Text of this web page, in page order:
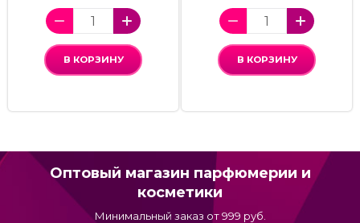
В КОРЗИНУ В КОРЗИНУ
Оптовый магазин парфюмерии и
косметики
Минимальный заказ от 999 руб.